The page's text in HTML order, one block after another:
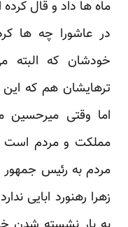
ماه ها داد و قال کرده
در عاشورا چه ها
خودشان که البته
ترهایشان هم که این
اما وقتی
مملکت و مردم است و
مردم به رئیس
زهرا رهنورد ابایی